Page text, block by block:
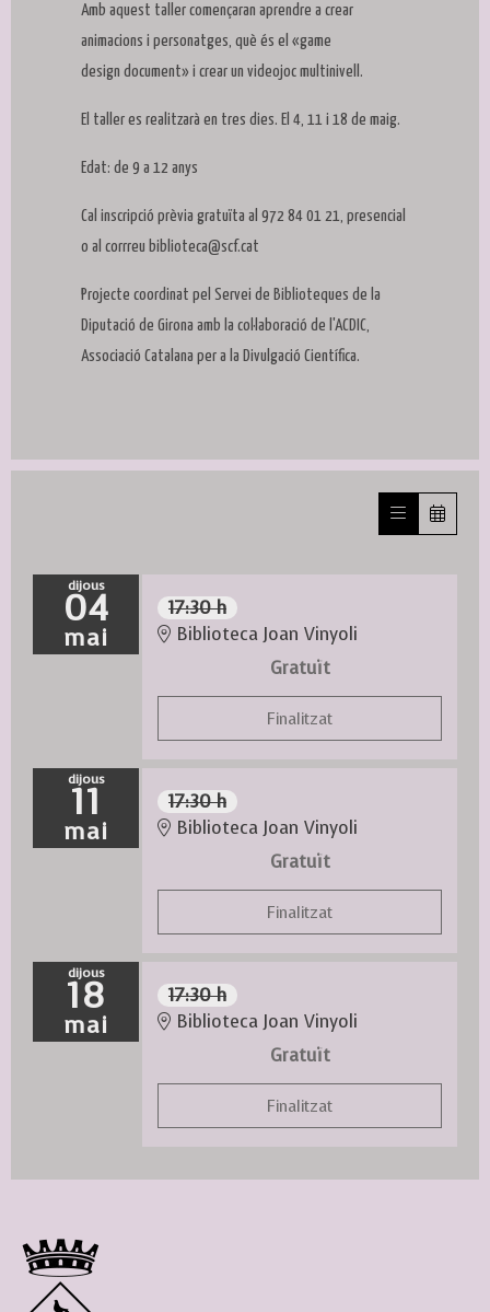
Amb aquest taller començaran aprendre a crear
animacions i personatges, què és el «game
design document» i crear un videojoc multinivell.
El taller es realitzarà en tres dies. El 4, 11 i 18 de maig.
Edat: de 9 a 12 anys
Cal inscripció prèvia gratuïta al 972 84 01 21, presencial
o al corrreu biblioteca@scf.cat
Projecte coordinat pel Servei de Biblioteques de la
Diputació de Girona amb la col·laboració de l'ACDIC,
Associació Catalana per a la Divulgació Científica.
dijous
04
mai
17:30 h
Biblioteca Joan Vinyoli
Gratuït
Finalitzat
dijous
11
mai
17:30 h
Biblioteca Joan Vinyoli
Gratuït
Finalitzat
dijous
18
mai
17:30 h
Biblioteca Joan Vinyoli
Gratuït
Finalitzat